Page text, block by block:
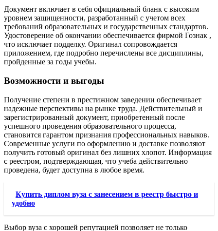
Документ включает в себя официальный бланк с высоким
уровнем защищенности, разработанный с учетом всех
требований образовательных и государственных стандартов.
Удостоверение об окончании обеспечивается фирмой Гознак ,
что исключает подделку. Оригинал сопровождается
приложением, где подробно перечислены все дисциплины,
пройденные за годы учебы.
Возможности и выгоды
Получение степени в престижном заведении обеспечивает
надежные перспективы на рынке труда. Действительный и
зарегистрированный документ, приобретенный после
успешного проведения образовательного процесса,
становится гарантом признания профессиональных навыков.
Современные услуги по оформлению и доставке позволяют
получить готовый оригинал без лишних хлопот. Информация
с реестром, подтверждающая, что учеба действительно
проведена, будет доступна в любое время.
Купить диплом вуза с занесением в реестр быстро и
удобно
Выбор вуза с хорошей репутацией позволяет не только